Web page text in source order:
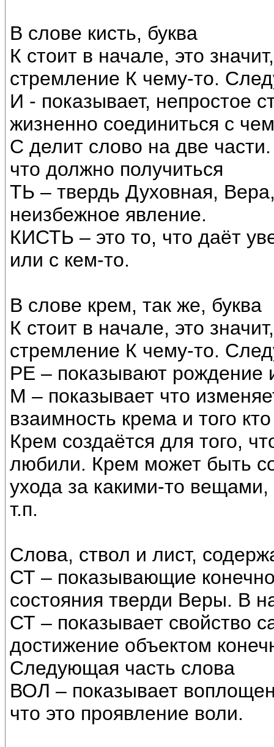
В слове кисть, буква
К стоит в начале, это
стремление К чему-то.
И - показывает, непростое
жизненно соединиться с
С делит слово на две
что должно получиться
ТЬ – твердь Духовная,
неизбежное явление.
КИСТЬ – это то, что даёт
или с кем-то.
В слове крем, так же, буква
К стоит в начале, это
стремление К чему-то.
РЕ – показывают рождение
М – показывает что
взаимность крема и того
Крем создаётся для того,
любили. Крем может быть
ухода за какими-то
т.п.
Слова, ствол и лист,
СТ – показывающие
состояния тверди Веры. В
СТ – показывает свойство
достижение объектом
Следующая часть слова
ВОЛ – показывает
что это проявление воли.